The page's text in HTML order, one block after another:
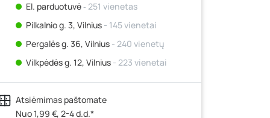
El. parduotuvė‐ 251 vienetas
Pilkalnio g. 3, Vilnius - 145 vienetai
Pergalės g. 36, Vilnius - 240 vienetų
Vilkpėdės g. 12, Vilnius - 223 vienetai
Ateities g. 15, Vilnius- 74 vienetai
Kauno r., Narsiečių k., Vytauto g. 183,
Kaunas - 173 vienetai
Atsiėmimas paštomate
Nuo 1,99 €, 2-4 d.d.*